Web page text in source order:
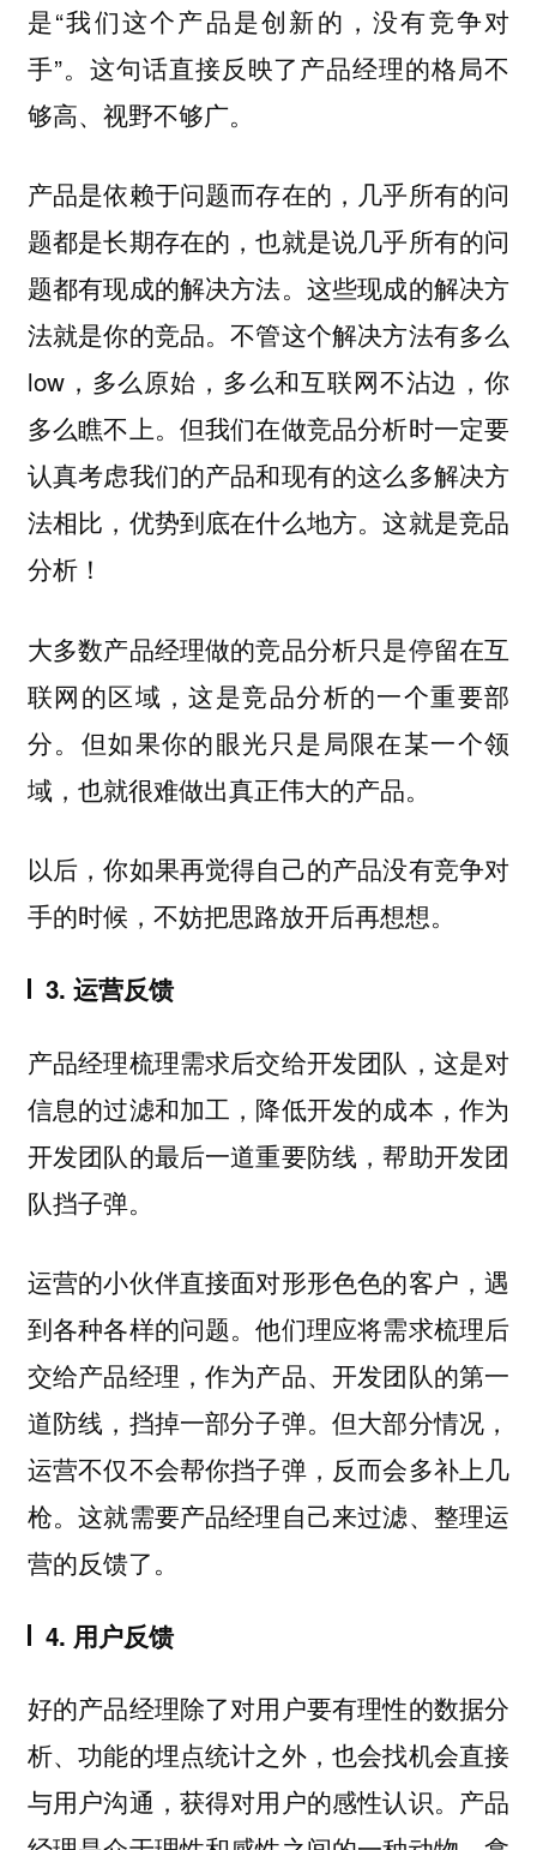
是“我们这个产品是创新的，没有竞争对
手”。这句话直接反映了产品经理的格局不
够高、视野不够广。
产品是依赖于问题而存在的，几乎所有的问
题都是长期存在的，也就是说几乎所有的问
题都有现成的解决方法。这些现成的解决方
法就是你的竞品。不管这个解决方法有多么
low，多么原始，多么和互联网不沾边，你
多么瞧不上。但我们在做竞品分析时一定要
认真考虑我们的产品和现有的这么多解决方
法相比，优势到底在什么地方。这就是竞品
分析！
大多数产品经理做的竞品分析只是停留在互
联网的区域，这是竞品分析的一个重要部
分。但如果你的眼光只是局限在某一个领
域，也就很难做出真正伟大的产品。
以后，你如果再觉得自己的产品没有竞争对
手的时候，不妨把思路放开后再想想。
3. 运营反馈
产品经理梳理需求后交给开发团队，这是对
信息的过滤和加工，降低开发的成本，作为
开发团队的最后一道重要防线，帮助开发团
队挡子弹。
运营的小伙伴直接面对形形色色的客户，遇
到各种各样的问题。他们理应将需求梳理后
交给产品经理，作为产品、开发团队的第一
道防线，挡掉一部分子弹。但大部分情况，
运营不仅不会帮你挡子弹，反而会多补上几
枪。这就需要产品经理自己来过滤、整理运
营的反馈了。
4. 用户反馈
好的产品经理除了对用户要有理性的数据分
析、功能的埋点统计之外，也会找机会直接
与用户沟通，获得对用户的感性认识。产品